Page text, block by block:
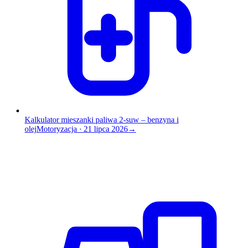
Kalkulator mieszanki paliwa 2-suw – benzyna i
olejMotoryzacja · 21 lipca 2026→